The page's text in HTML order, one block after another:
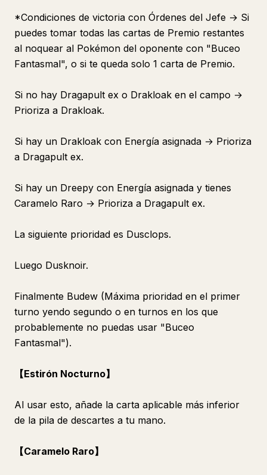
*Condiciones de victoria con Órdenes del Jefe → Si
puedes tomar todas las cartas de Premio restantes
al noquear al Pokémon del oponente con "Buceo
Fantasmal", o si te queda solo 1 carta de Premio.
Si no hay Dragapult ex o Drakloak en el campo →
Prioriza a Drakloak.
Si hay un Drakloak con Energía asignada → Prioriza
a Dragapult ex.
Si hay un Dreepy con Energía asignada y tienes
Caramelo Raro → Prioriza a Dragapult ex.
La siguiente prioridad es Dusclops.
Luego Dusknoir.
Finalmente Budew (Máxima prioridad en el primer
turno yendo segundo o en turnos en los que
probablemente no puedas usar "Buceo
Fantasmal").
【Estirón Nocturno】
Al usar esto, añade la carta aplicable más inferior
de la pila de descartes a tu mano.
【Caramelo Raro】